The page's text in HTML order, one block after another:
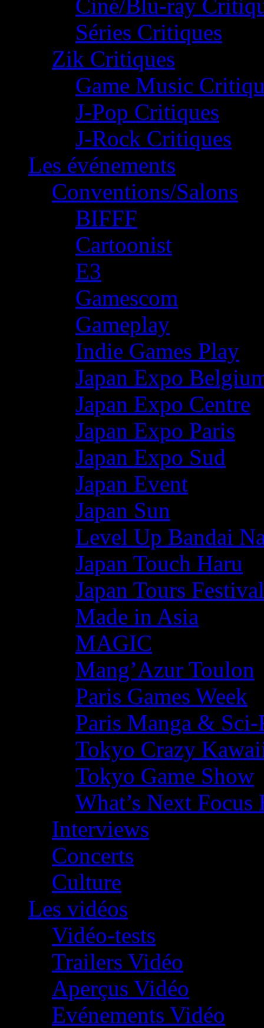
Ciné/Blu-ray
Séries Critiques
Zik Critiques
Game Music
J-Pop Critiques
J-Rock Critiques
Les événements
Conventions/Salons
BIFFF
Cartoonist
E3
Gamescom
Gameplay
Indie Games Play
Japan Expo
Japan Expo Centre
Japan Expo Paris
Japan Expo Sud
Japan Event
Japan Sun
Level Up Bandai
Japan Touch Haru
Japan Tours Festival
Made in Asia
MAGIC
Mang’Azur Toulon
Paris Games Week
Paris Manga &
Tokyo Crazy
Tokyo Game Show
What’s Next
Interviews
Concerts
Culture
Les vidéos
Vidéo-tests
Trailers Vidéo
Aperçus Vidéo
Evénements Vidéo